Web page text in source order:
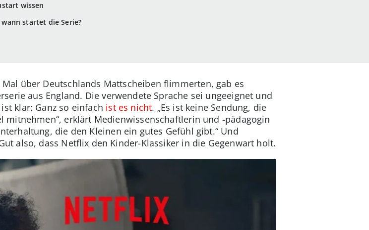
wissen
startet die Serie?
über Deutschlands Mattscheiben flimmerten, gab es
aus England. Die verwendete Sprache sei ungeeignet und
klar: Ganz so einfach ist es nicht. „Es ist keine Sendung, die
erklärt Medienwissenschaftlerin und -pädagogin
die den Kleinen ein gutes Gefühl gibt.“ Und
also, dass Netflix den Kinder-Klassiker in die Gegenwart holt.